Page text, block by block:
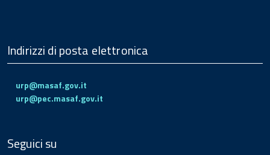
Indirizzi di posta elettronica
urp@masaf.gov.it
urp@pec.masaf.gov.it
Seguici su